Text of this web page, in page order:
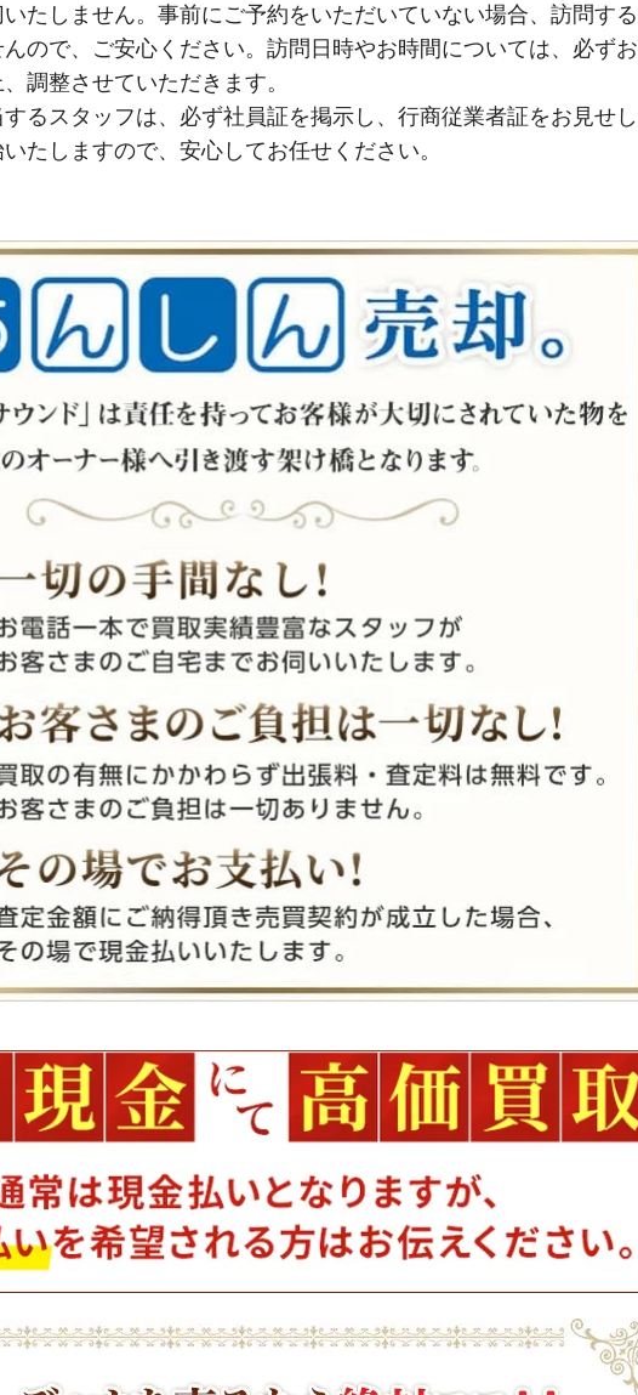
たしません。事前にご予約をいただいていない場合、訪問する
ので、ご安心ください。訪問日時やお時間については、必ずお
調整させていただきます。
るスタッフは、必ず社員証を掲示し、行商従業者証をお見せし
たしますので、安心してお任せください。